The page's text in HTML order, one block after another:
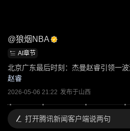
@狼烟NBA
AI章节
北京广东最后时刻：杰曼赵睿引领一
赵睿
2026-05-06 21:22 发布于山西
打开腾讯新闻客户端说两句